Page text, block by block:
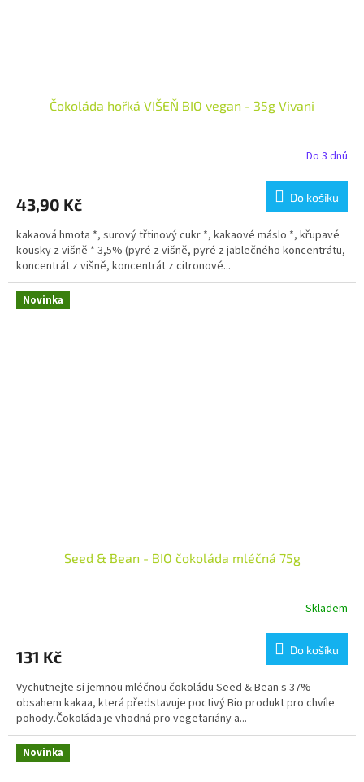
Čokoláda hořká VIŠEŇ BIO vegan - 35g Vivani
Do 3 dnů
43,90 Kč Do košíku
kakaová hmota *, surový třtinový cukr *, kakaové máslo *, křupavé
kousky z višně * 3,5% (pyré z višně, pyré z jablečného koncentrátu,
koncentrát z višně, koncentrát z citronové...
Novinka
Seed & Bean - BIO čokoláda mléčná 75g
Skladem
131 Kč Do košíku
Vychutnejte si jemnou mléčnou čokoládu Seed & Bean s 37%
obsahem kakaa, která představuje poctivý Bio produkt pro chvíle
pohody.Čokoláda je vhodná pro vegetariány a...
Novinka